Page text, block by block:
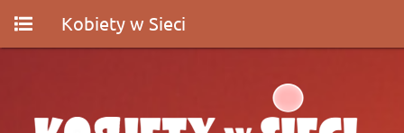
Kobiety w Sieci